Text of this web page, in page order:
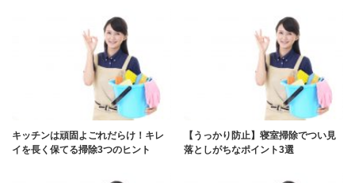
キッチンは頑固よごれだらけ！キレ
イを長く保てる掃除3つのヒント
【うっかり防止】寝室掃除でつい見
落としがちなポイント3選